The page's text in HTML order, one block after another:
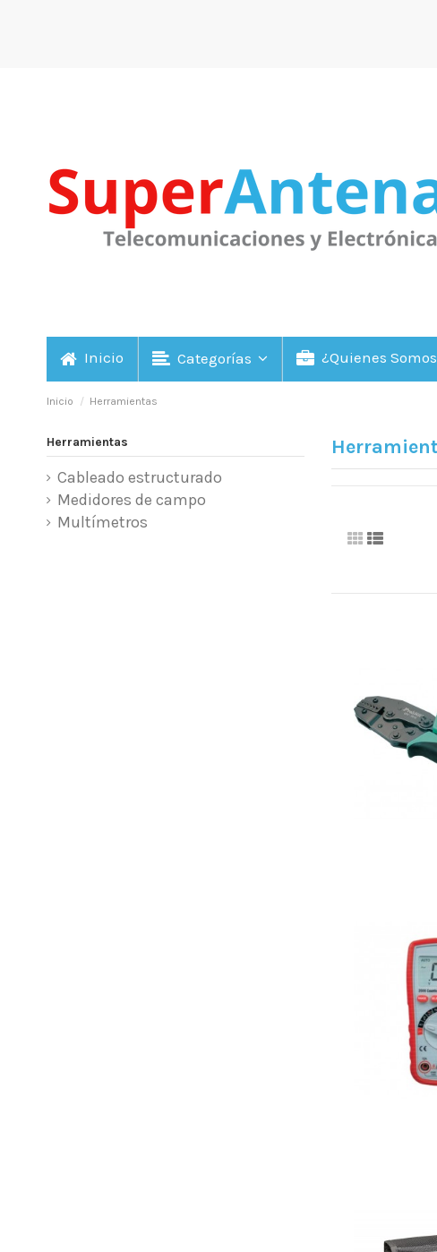
Inicio Categorías ¿Quienes
Inicio Herramientas
Herramientas
Cableado estructurado
Medidores de campo
Multímetros